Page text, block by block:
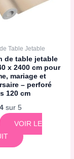
Table Jetable
de table jetable
x 2400 cm pour
mariage et
– perforé
120 cm
sur 5
VOIR LE